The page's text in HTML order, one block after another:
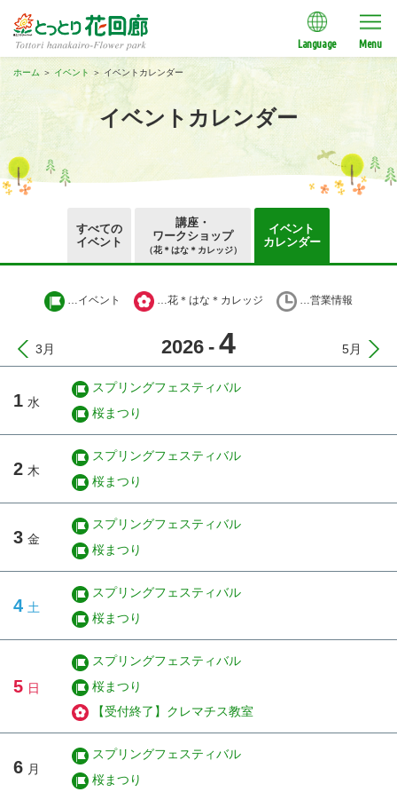
Language Menu
ホーム ＞イベント ＞ イベントカレンダー
イベントカレンダー
すべての
イベント
講座・
ワークショップ
（花＊はな＊カレッジ）
イベント
カレンダー
…イベント …花＊はな＊カレッジ …営業情報
3月 2026 - 4 5月
1 水
スプリングフェスティバル
桜まつり
2 木
スプリングフェスティバル
桜まつり
3 金
スプリングフェスティバル
桜まつり
4 土
スプリングフェスティバル
桜まつり
5 日
スプリングフェスティバル
桜まつり
【受付終了】クレマチス教室
6 月
スプリングフェスティバル
桜まつり